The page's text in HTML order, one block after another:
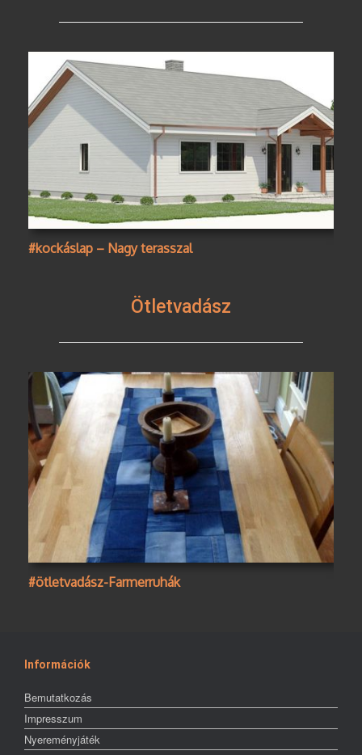
#kockáslap – Nagy terasszal
Ötletvadász
#ötletvadász-Farmerruhák
Információk
Bemutatkozás
Impresszum
Nyereményjáték